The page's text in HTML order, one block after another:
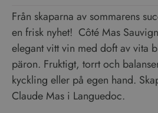
Från skaparna av sommarens
en frisk nyhet! Côté Mas
elegant vitt vin med doft av vita
päron. Fruktigt, torrt och
kyckling eller på egen hand.
Claude Mas i Languedoc.